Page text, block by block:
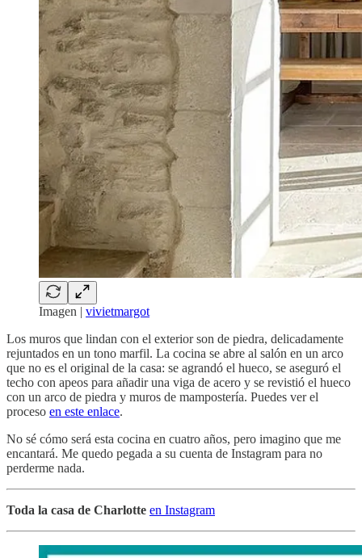
Imagen | vivietmargot
Los muros que lindan con el exterior son de piedra, delicadamente
rejuntados en un tono marfil. La cocina se abre al salón en un arco
que no es el original de la casa: se agrandó el hueco, se aseguró el
techo con apeos para añadir una viga de acero y se revistió el hueco
con un arco de piedra y muros de mampostería. Puedes ver el
proceso en este enlace.
No sé cómo será esta cocina en cuatro años, pero imagino que me
encantará. Me quedo pegada a su cuenta de Instagram para no
perderme nada.
Toda la casa de Charlotte en Instagram